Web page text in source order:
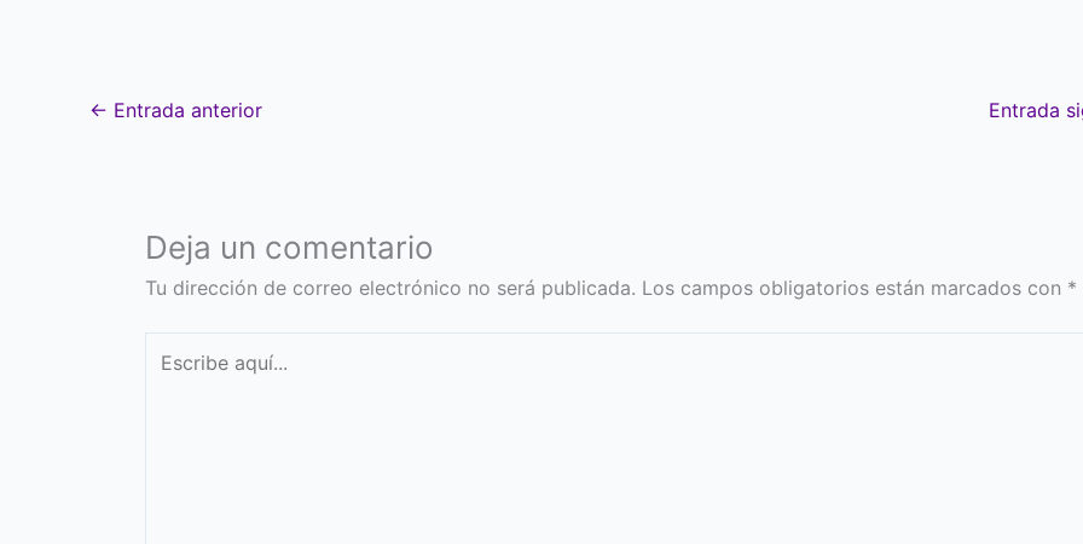
← Entrada anterior Entrada
Deja un comentario
Tu dirección de correo electrónico no será publicada. Los campos obligatorios están marcados con *
aquí...